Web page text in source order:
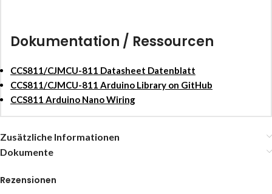
Dokumentation / Ressourcen
CCS811/CJMCU-811 Datasheet Datenblatt
CCS811/CJMCU-811 Arduino Library on GitHub
CCS811 Arduino Nano Wiring
Zusätzliche Informationen
Dokumente
Rezensionen